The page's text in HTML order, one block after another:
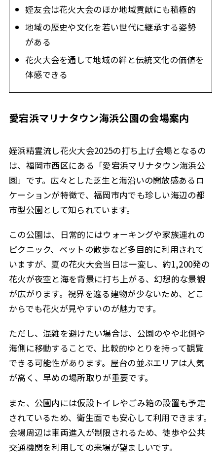
姪友会は花火大会のほか地域貢献にも積極的
地域の歴史や文化を若い世代に継承する姿勢
がある
花火大会を通して地域の絆と伝統文化の価値を
体感できる
愛宕浜マリナタウン海浜公園の会場案内
姪浜精霊流し花火大会2025の打ち上げ会場となるの
は、福岡市西区にある「愛宕浜マリナタウン海浜公
園」です。広々とした芝生と海沿いの開放感あるロ
ケーションが特徴で、福岡市内でも珍しい海辺の都
市型公園として知られています。
この公園は、日常的にはウォーキングや家族連れの
ピクニック、ペットの散歩など多目的に利用されて
いますが、夏の花火大会当日は一変し、約1,200発の
花火が夜空と海を背景に打ち上がる、幻想的な景観
が広がります。視界を遮る建物が少ないため、どこ
からでも花火が見やすいのが魅力です。
ただし、混雑を避けたい場合は、公園のやや北側や
海側に移動することで、比較的ゆとりを持って観覧
できる可能性があります。屋台の並ぶエリアは人気
が高く、早めの場所取りが重要です。
また、公園内には仮設トイレやごみ箱の設置も予定
されているため、衛生面でも安心して利用できます。
会場周辺は車両進入が制限されるため、徒歩や公共
交通機関を利用しての来場が望ましいです。